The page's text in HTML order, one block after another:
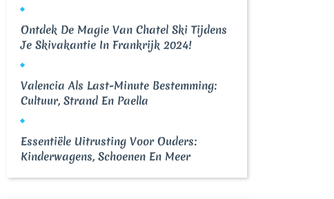
Ontdek De Magie Van Chatel Ski Tijdens
Je Skivakantie In Frankrijk 2024!
Valencia Als Last-Minute Bestemming:
Cultuur, Strand En Paella
Essentiële Uitrusting Voor Ouders:
Kinderwagens, Schoenen En Meer